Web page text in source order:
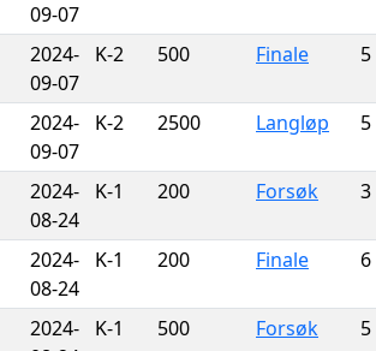
09-07
2024-
09-07
K-2 500 Finale 5
2024-
09-07
K-2 2500 Langløp 5
2024-
08-24
K-1 200 Forsøk 3
2024-
08-24
K-1 200 Finale 6
2024-
K-1 500 Forsøk 5